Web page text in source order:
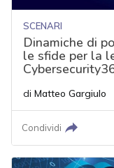
SCENARI
Dinamiche di
le sfide per la
di Matteo Gargiulo
Condividi